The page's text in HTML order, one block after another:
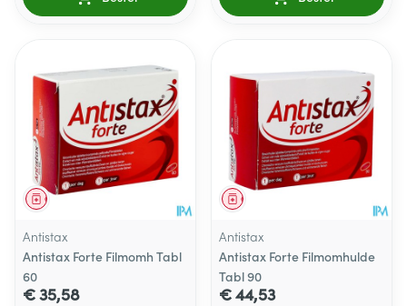
Geneesmiddel
Antistax
Antistax Forte Filmomh Tabl
60
€ 35,58
Geneesmiddel
Antistax
Antistax Forte Filmomhulde
Tabl 90
€ 44,53